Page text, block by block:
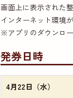
画面上に表示された
インターネット環境
※アプリのダウンロ
発券日時
4月22日（水）